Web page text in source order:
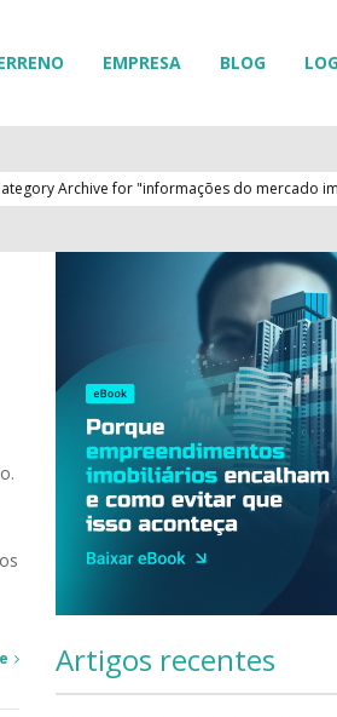
EMPRESA BLOG
Archive for "informações do mercado
Artigos recentes